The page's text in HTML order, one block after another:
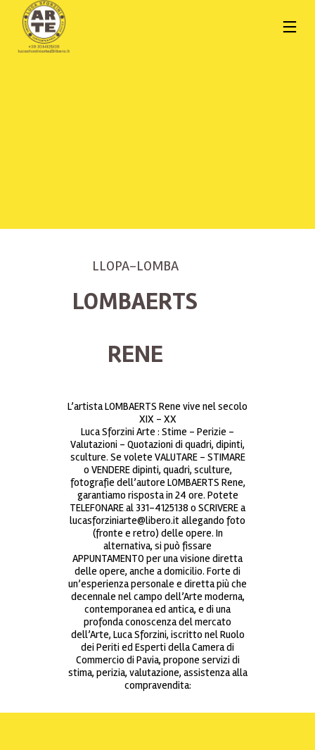
LLOPA-LOMBA
LOMBAERTS
RENE
L’artista LOMBAERTS Rene vive nel secolo
XIX – XX
Luca Sforzini Arte : Stime – Perizie –
Valutazioni – Quotazioni di quadri, dipinti,
sculture. Se volete VALUTARE – STIMARE
o VENDERE dipinti, quadri, sculture,
fotografie dell’autore LOMBAERTS Rene,
garantiamo risposta in 24 ore. Potete
TELEFONARE al 331-4125138 o SCRIVERE a
lucasforziniarte@libero.it allegando foto
(fronte e retro) delle opere. In
alternativa, si può fissare
APPUNTAMENTO per una visione diretta
delle opere, anche a domicilio. Forte di
un’esperienza personale e diretta più che
decennale nel campo dell’Arte moderna,
contemporanea ed antica, e di una
profonda conoscenza del mercato
dell’Arte, Luca Sforzini, iscritto nel Ruolo
dei Periti ed Esperti della Camera di
Commercio di Pavia, propone servizi di
stima, perizia, valutazione, assistenza alla
compravendita: